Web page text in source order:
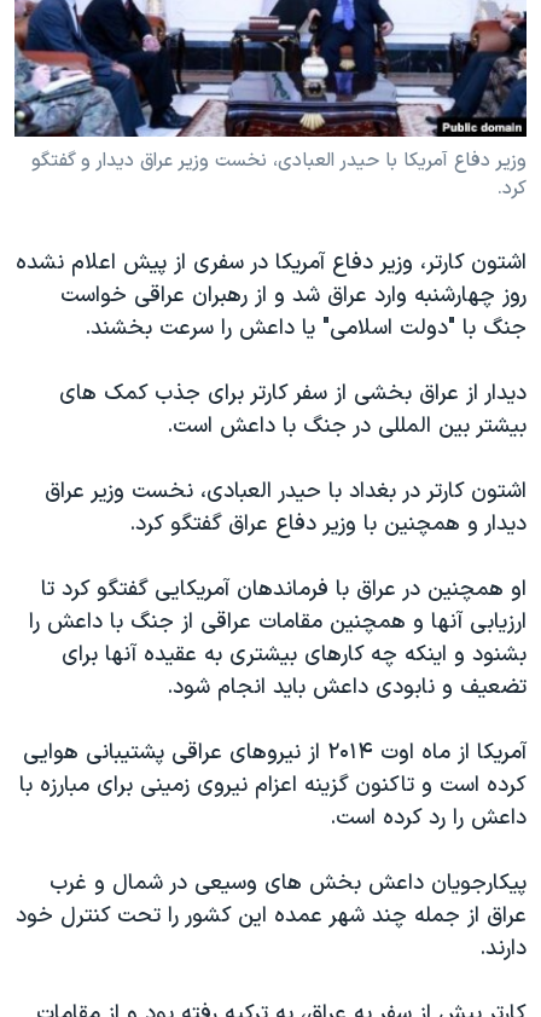
فرهنگ و زندگی
حقوق شهروندی
اقتصادی
علم و فناوری
آرشیو پخش زنده
مستندها
انتخابات ریاست جمهوری آمریکا ۲۰۲۴
حمله جمهوری اسلامی به اسرائیل
رمز مهسا
مجموعه مستندهای دادخواهی
تریبونال مردمی آبان ۹۸
چهل سال گروگان‌گیری
اعتراضات مردمی آبان ۹۸
نرگس محمدی برنده جایزه نوبل صلح
همایش محافظه‌کاران آمریکا «سی‌پک»
صفحه‌های ویژه
دنبال کنید
زبانهای مختلف
وزیر دفاع آمریکا با حیدر العبادی، نخست وزیر عراق دیدار و گفتگو
کرد.
اشتون کارتر، وزیر دفاع آمریکا در سفری از پیش اعلام نشده
روز چهارشنبه وارد عراق شد و از رهبران عراقی خواست
جنگ با "دولت اسلامی" یا داعش را سرعت بخشند.
دیدار از عراق بخشی از سفر کارتر برای جذب کمک های
بیشتر بین المللی در جنگ با داعش است.
اشتون کارتر در بغداد با حیدر العبادی، نخست وزیر عراق
دیدار و همچنین با وزیر دفاع عراق گفتگو کرد.
او همچنین در عراق با فرماندهان آمریکایی گفتگو کرد تا
ارزیابی آنها و همچنین مقامات عراقی از جنگ با داعش را
بشنود و اینکه چه کارهای بیشتری به عقیده آنها برای
تضعیف و نابودی داعش باید انجام شود.
آمریکا از ماه اوت ۲۰۱۴ از نیروهای عراقی پشتیبانی هوایی
کرده است و تاکنون گزینه اعزام نیروی زمینی برای مبارزه با
داعش را رد کرده است.
پیکارجویان داعش بخش های وسیعی در شمال و غرب
عراق از جمله چند شهر عمده این کشور را تحت کنترل خود
دارند.